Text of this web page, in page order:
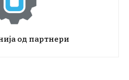
од партнери